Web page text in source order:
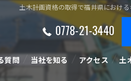
土木計画資格の取得で福井県におけ
0778-21-3440
質問 当社を知る アクセス 土